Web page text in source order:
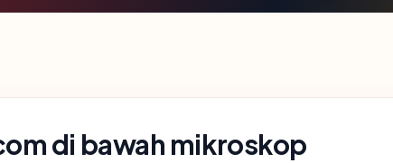
di bawah mikroskop